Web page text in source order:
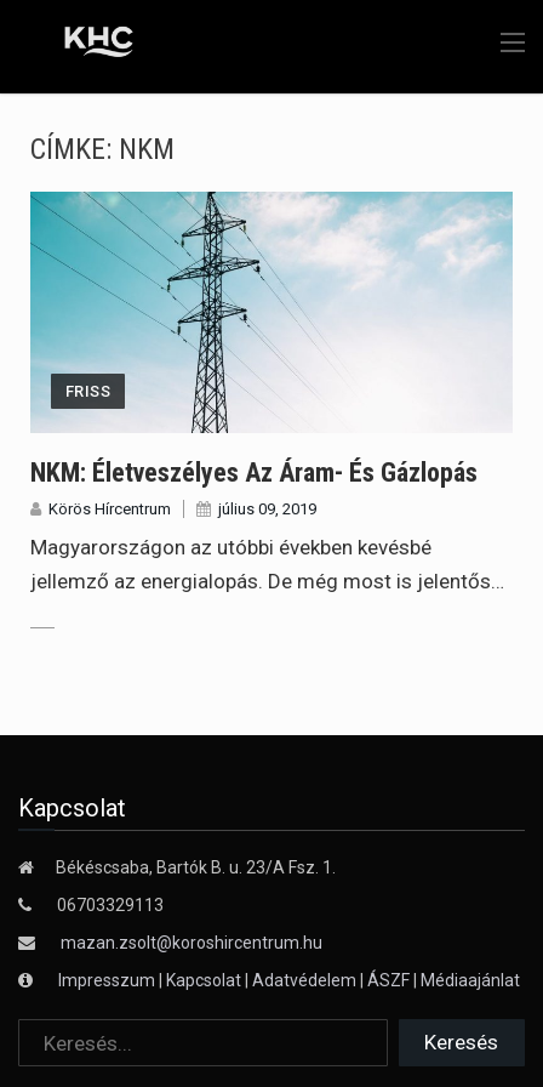
CÍMKE: NKM
FRISS
NKM: Életveszélyes Az Áram- És Gázlopás
Körös Hírcentrum július 09, 2019
Magyarországon az utóbbi években kevésbé
jellemző az energialopás. De még most is jelentős…
Kapcsolat
Békéscsaba, Bartók B. u. 23/A Fsz. 1.
06703329113
mazan.zsolt@koroshircentrum.hu
Impresszum
Kapcsolat Adatvédelem ÁSZF Médiaajánlat